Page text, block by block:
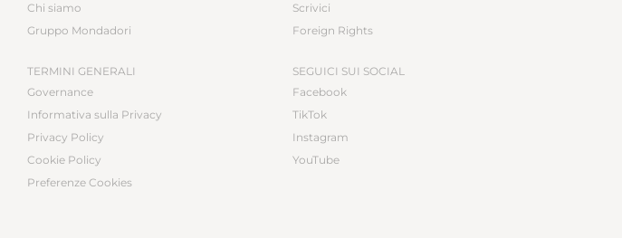
Chi siamo
Gruppo Mondadori
TERMINI GENERALI
Governance
Informativa sulla Privacy
Privacy Policy
Cookie Policy
Preferenze Cookies
Scrivici
Foreign Rights
SEGUICI SUI SOCIAL
Facebook
TikTok
Instagram
YouTube